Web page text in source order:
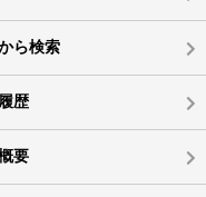
ら検索
歴
要